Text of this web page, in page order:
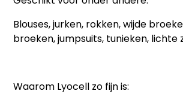
Blouses, jurken, rokken, wijde
broeken, jumpsuits, tunieken,
Waarom Lyocell zo fijn is: